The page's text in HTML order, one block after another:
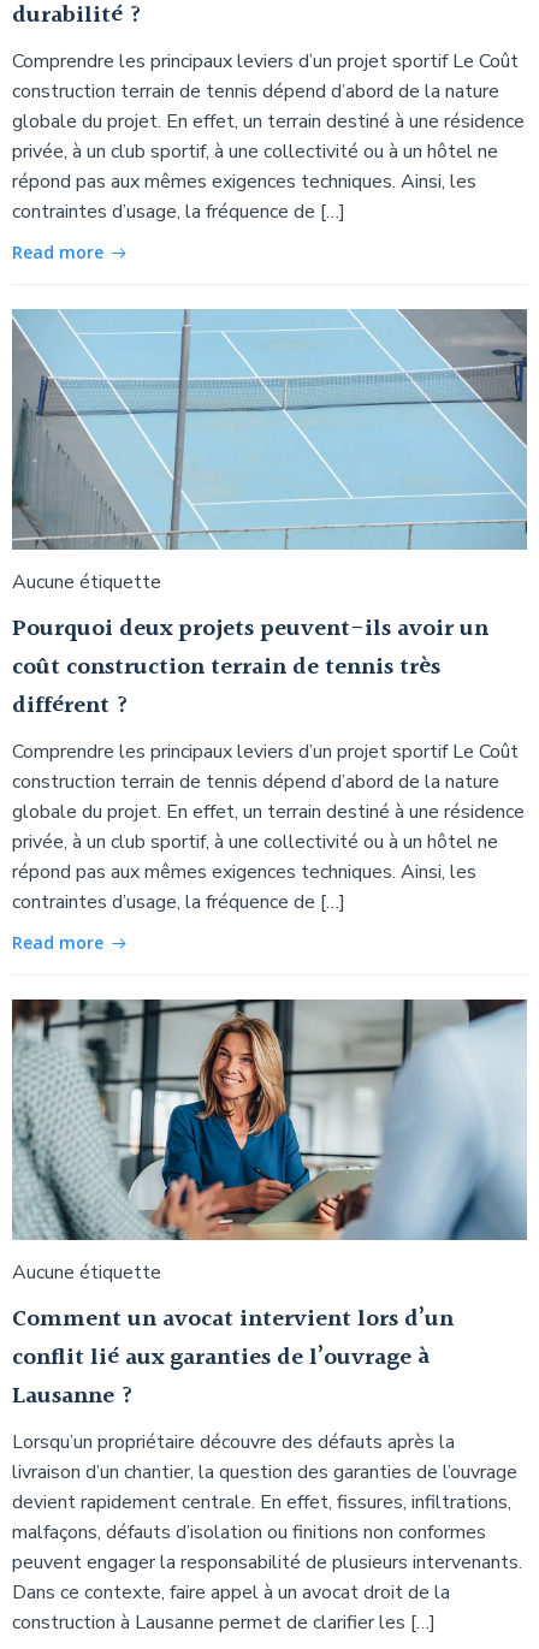
durabilité ?
Comprendre les principaux leviers d’un projet sportif Le Coût
construction terrain de tennis dépend d’abord de la nature
globale du projet. En effet, un terrain destiné à une résidence
privée, à un club sportif, à une collectivité ou à un hôtel ne
répond pas aux mêmes exigences techniques. Ainsi, les
contraintes d’usage, la fréquence de […]
Read more
Aucune étiquette
Pourquoi deux projets peuvent-ils avoir un
coût construction terrain de tennis très
différent ?
Comprendre les principaux leviers d’un projet sportif Le Coût
construction terrain de tennis dépend d’abord de la nature
globale du projet. En effet, un terrain destiné à une résidence
privée, à un club sportif, à une collectivité ou à un hôtel ne
répond pas aux mêmes exigences techniques. Ainsi, les
contraintes d’usage, la fréquence de […]
Read more
Aucune étiquette
Comment un avocat intervient lors d’un
conflit lié aux garanties de l’ouvrage à
Lausanne ?
Lorsqu’un propriétaire découvre des défauts après la
livraison d’un chantier, la question des garanties de l’ouvrage
devient rapidement centrale. En effet, fissures, infiltrations,
malfaçons, défauts d’isolation ou finitions non conformes
peuvent engager la responsabilité de plusieurs intervenants.
Dans ce contexte, faire appel à un avocat droit de la
construction à Lausanne permet de clarifier les […]